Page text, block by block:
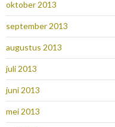
oktober 2013
september 2013
augustus 2013
juli 2013
juni 2013
mei 2013